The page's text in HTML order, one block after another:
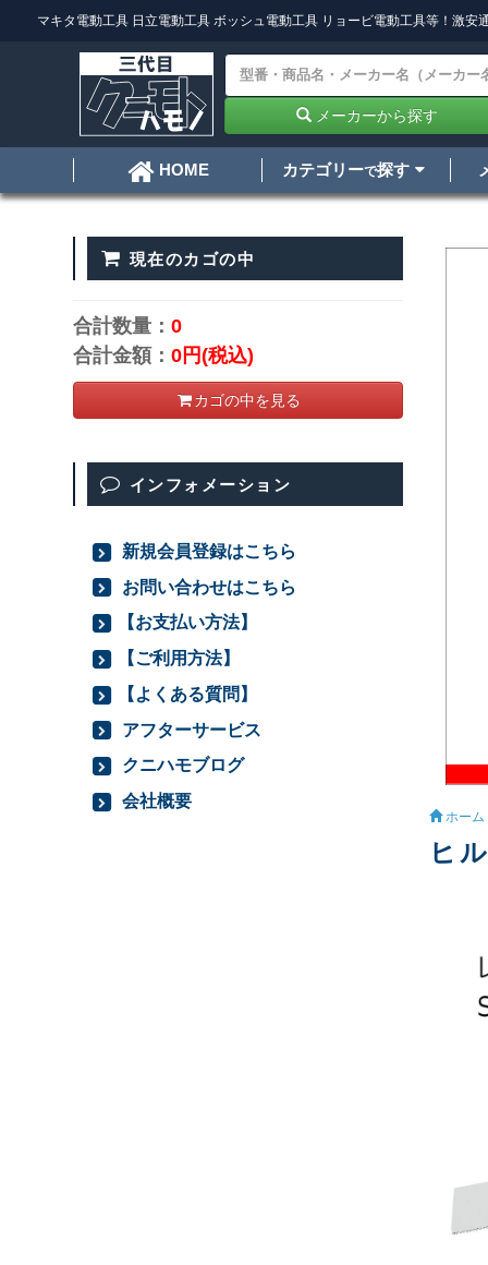
マキタ電動工具 日立電動工具 ボッシュ電動工具 リョービ電動工具等！激安
メーカーから探す
HOME カテゴリーで探す
ホーム
ヒ
現在のカゴの中
合計数量：0
合計金額：0円(税込)
カゴの中を見る
インフォメーション
新規会員登録はこちら
お問い合わせはこちら
【お支払い方法】
【ご利用方法】
【よくある質問】
アフターサービス
クニハモブログ
会社概要